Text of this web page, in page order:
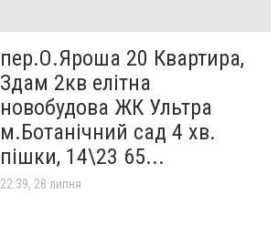
пер.О.Яроша 20 Квартира,
Здам 2кв елітна
новобудова ЖК Ультра
м.Ботанічний сад 4 хв.
пішки, 14\23 65...
22:39, 28 липня